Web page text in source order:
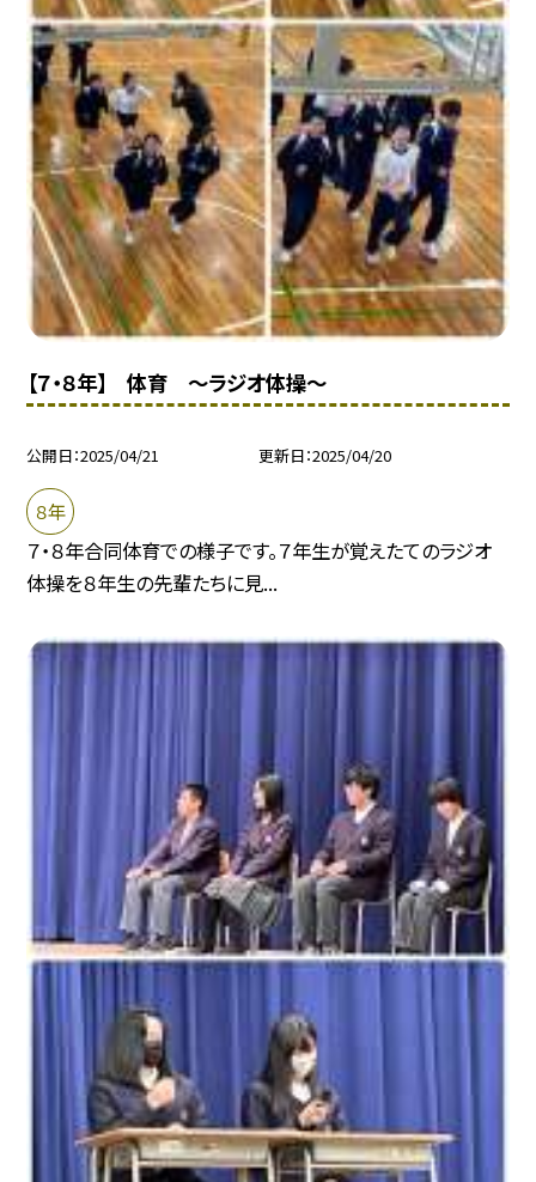
【７・８年】 体育 〜ラジオ体操〜
公開日 2025/04/21 更新日 2025/04/20
８年
７・８年合同体育での様子です。７年生が覚えたてのラジオ
体操を８年生の先輩たちに見...